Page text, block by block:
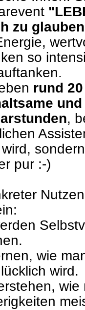
zu
so
rund
,
pur :-)
wie
wird.